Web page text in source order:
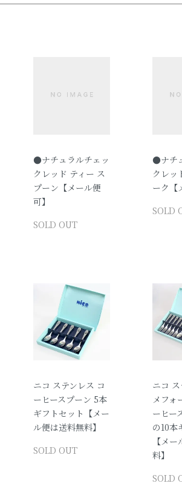
●ナチュラルチェッ
クレッド ティー ス
プーン【メール便
可】
SOLD OUT
●ナチ
クレッ
ーク【
SOLD
ニコ ステンレス コ
ーヒースプーン 5本
ギフトセット【メー
ル便は送料無料】
SOLD OUT
ニコ
メフォ
ーヒー
の10本
【メ
料】
SOLD